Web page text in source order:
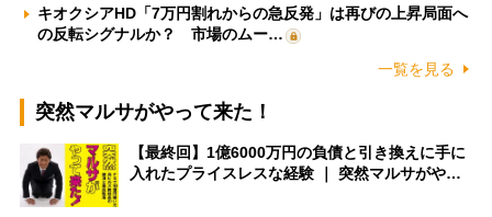
キオクシアHD「7万円割れからの急反発」は再びの上昇局面へ
の反転シグナルか？ 市場のムー…
一覧を見る
突然マルサがやって来た！
【最終回】1億6000万円の負債と引き換えに手に
入れたプライスレスな経験 ｜ 突然マルサがや…